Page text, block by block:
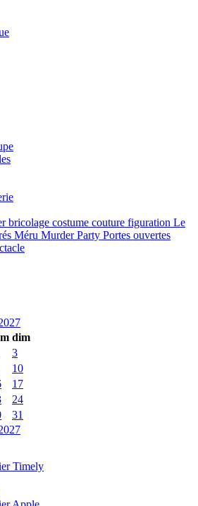
bricolage costume couture figuration Le
Méru Murder Party Portes ouvertes
dim
3
10
17
24
31
Timely